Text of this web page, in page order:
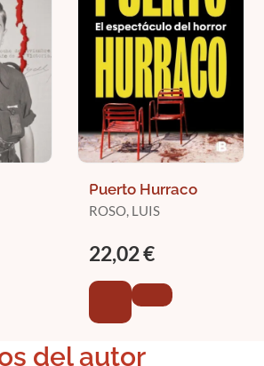
Puerto Hurraco
ROSO, LUIS
22,02 €
del autor